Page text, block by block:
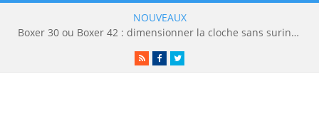
NOUVEAUX
Boxer 30 ou Boxer 42 : dimensionner la cloche sans surinvestir
RSSFacebookTwitter